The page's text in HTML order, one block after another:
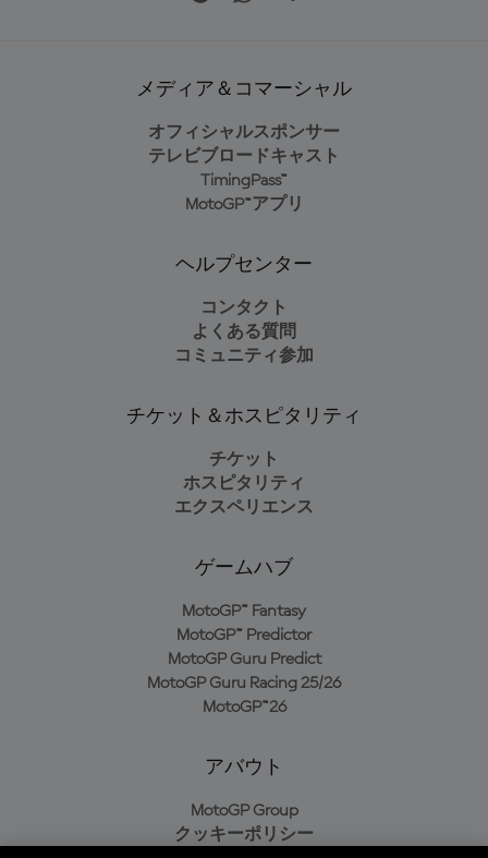
メディア＆コマーシャル
オフィシャルスポンサー
テレビブロードキャスト
TimingPass™
MotoGP™アプリ
ヘルプセンター
コンタクト
よくある質問
コミュニティ参加
チケット＆ホスピタリティ
チケット
ホスピタリティ
エクスペリエンス
ゲームハブ
MotoGP™ Fantasy
MotoGP™ Predictor
MotoGP Guru Predict
MotoGP Guru Racing 25/26
MotoGP™26
アバウト
MotoGP Group
クッキーポリシー